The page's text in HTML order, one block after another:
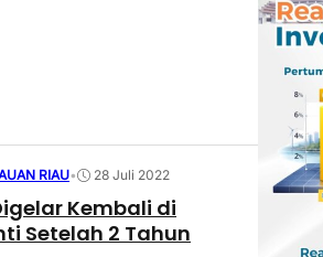
RIAU• 28 Juli 2022
Kembali di
Setelah 2 Tahun